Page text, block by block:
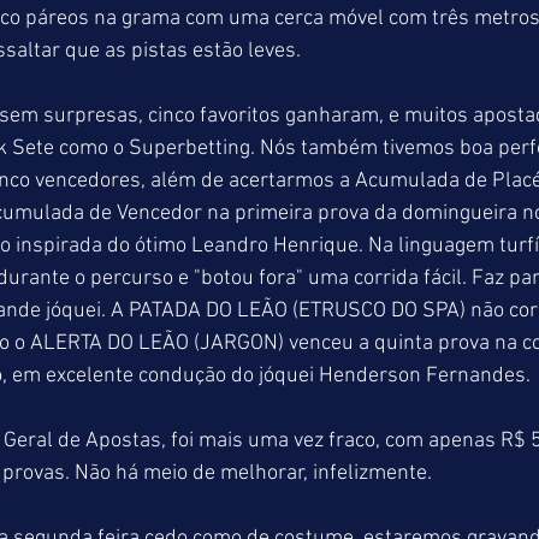
páreos na grama com uma cerca móvel com três
que as pistas estão leves.
surpresas, cinco favoritos ganharam, e muitos
Sete como o Superbetting. Nós também tivemos boa
vencedores, além de acertarmos a Acumulada de
de Vencedor na primeira prova da domingueira
inspirada do ótimo Leandro Henrique. Na linguagem
o percurso e "botou fora" uma corrida fácil. Faz
jóquei. A PATADA DO LEÃO (ETRUSCO DO SPA) não
ALERTA DO LEÃO (JARGON) venceu a quinta prova na
em excelente condução do jóquei Henderson Fernandes.
de Apostas, foi mais uma vez fraco, com apenas R$
Não há meio de melhorar, infelizmente.